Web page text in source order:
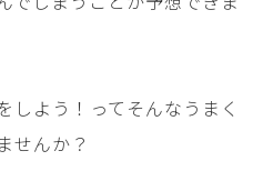
しよう！ってそんなうまく
せんか？